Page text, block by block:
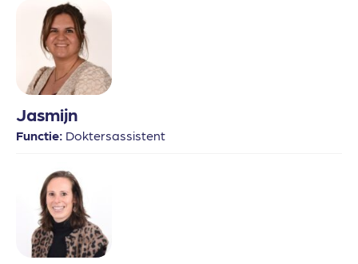
Jasmijn
Functie: Doktersassistent